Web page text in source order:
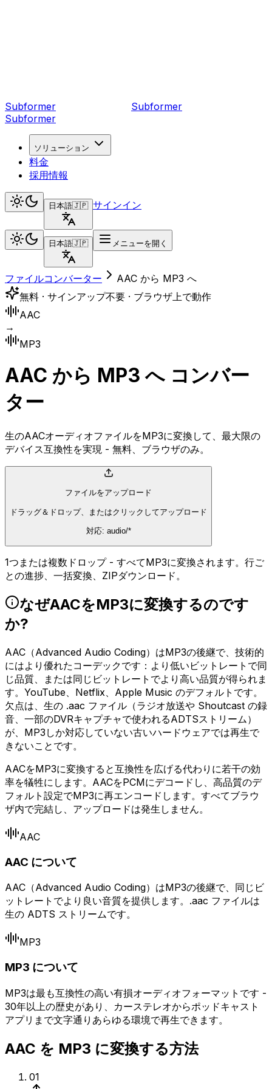
Subformer Subformer
Subformer
ソリューション
料金
採用情報
日本語🇯🇵 サインイン
日本語🇯🇵 メニューを開く
ファイルコンバーター
AAC から MP3 へ
無料 · サインアップ不要 · ブラウザ上で動作
AAC
→
MP3
AAC から MP3 へ コンバー
ター
生のAACオーディオファイルをMP3に変換して、最大限の
デバイス互換性を実現 - 無料、ブラウザのみ。
ファイルをアップロード
ドラッグ＆ドロップ、またはクリックしてアップロード
対応: audio/*
1つまたは複数ドロップ - すべてMP3に変換されます。行ご
との進捗、一括変換、ZIPダウンロード。
なぜAACをMP3に変換するのです
か?
AAC（Advanced Audio Coding）はMP3の後継で、技術的
にはより優れたコーデックです：より低いビットレートで同
じ品質、または同じビットレートでより高い品質が得られま
す。YouTube、Netflix、Apple Music のデフォルトです。
欠点は、生の .aac ファイル（ラジオ放送や Shoutcast の録
音、一部のDVRキャプチャで使われるADTSストリーム）
が、MP3しか対応していない古いハードウェアでは再生で
きないことです。
AACをMP3に変換すると互換性を広げる代わりに若干の効
率を犠牲にします。AACをPCMにデコードし、高品質のデ
フォルト設定でMP3に再エンコードします。すべてブラウ
ザ内で完結し、アップロードは発生しません。
AAC
AAC について
AAC（Advanced Audio Coding）はMP3の後継で、同じビ
ットレートでより良い音質を提供します。.aac ファイルは
生の ADTS ストリームです。
MP3
MP3 について
MP3は最も互換性の高い有損オーディオフォーマットです -
30年以上の歴史があり、カーステレオからポッドキャスト
アプリまで文字通りあらゆる環境で再生できます。
AAC を MP3 に変換する方法
01